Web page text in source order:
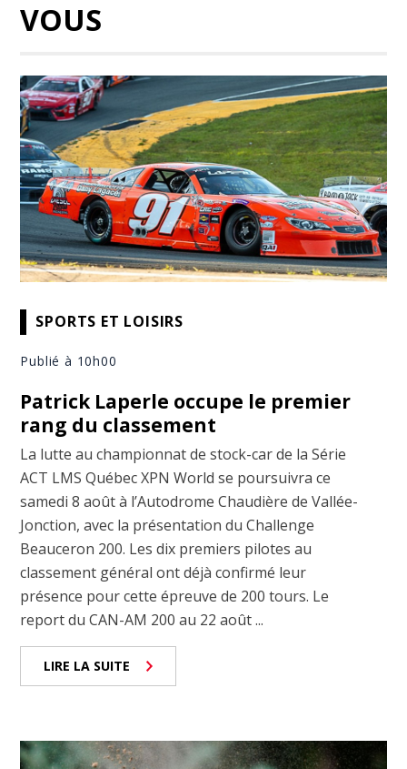
VOUS
SPORTS ET LOISIRS
Publié à 10h00
Patrick Laperle occupe le premier
rang du classement
La lutte au championnat de stock-car de la Série
ACT LMS Québec XPN World se poursuivra ce
samedi 8 août à l’Autodrome Chaudière de Vallée-
Jonction, avec la présentation du Challenge
Beauceron 200. Les dix premiers pilotes au
classement général ont déjà confirmé leur
présence pour cette épreuve de 200 tours. Le
report du CAN-AM 200 au 22 août ...
LIRE LA SUITE